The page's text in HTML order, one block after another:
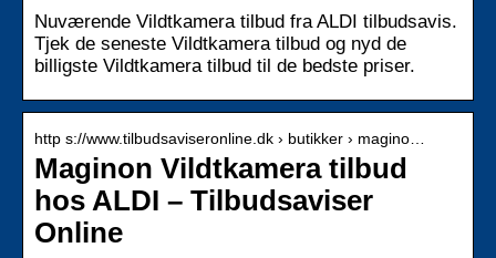
Nuværende Vildtkamera tilbud fra ALDI tilbudsavis.
Tjek de seneste Vildtkamera tilbud og nyd de
billigste Vildtkamera tilbud til de bedste priser.
http s://www.tilbudsaviseronline.dk › butikker › magino…
Maginon Vildtkamera tilbud
hos ALDI – Tilbudsaviser
Online